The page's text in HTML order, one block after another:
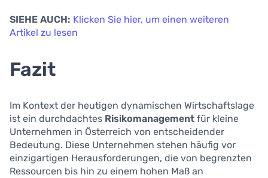
SIEHE AUCH: Klicken Sie hier, um einen weiteren
Artikel zu lesen
Fazit
Im Kontext der heutigen dynamischen Wirtschaftslage
ist ein durchdachtes Risikomanagement für kleine
Unternehmen in Österreich von entscheidender
Bedeutung. Diese Unternehmen stehen häufig vor
einzigartigen Herausforderungen, die von begrenzten
Ressourcen bis hin zu einem hohen Maß an